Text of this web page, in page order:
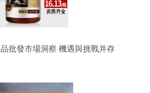
批發市場洞察 機遇與挑戰并存